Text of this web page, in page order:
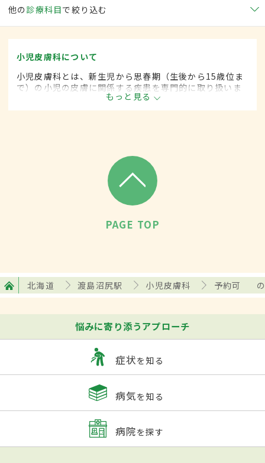
他の 診療科目で絞り込む
小児皮膚科について
小児皮膚科とは、新生児から思春期（生後から15歳位ま
で）の小児の皮膚に関係する疾患を専門的に取り扱いま
もっと見る
PAGE TOP
北海道 渡島沼尻駅 小児皮膚科 予約可
悩みに寄り添うアプローチ
症状を知る
病気を知る
病院を探す